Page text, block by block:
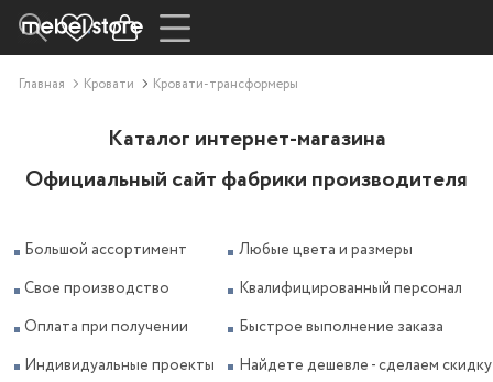
Главная Кровати Кровати-трансформеры
Каталог интернет-магазина
Официальный сайт фабрики производителя
Большой ассортимент Любые цвета и размеры
Индивидуальные проекты Найдете дешевле - сделаем скидку
Свое производство
Квалифицированный персонал
Оплата при получении
Быстрое выполнение заказа